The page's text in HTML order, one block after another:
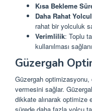
Kısa Bekleme
Daha Rahat
rahat bir yolculuk
Verimlilik: Toplu
kullanılması
Güzergah
Güzergah optimizasyonu,
vermesini sağlar.
dikkate alınarak optimize